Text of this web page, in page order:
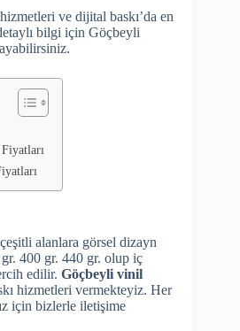
hizmetleri ve dijital baskı’da en
bilgi için Göçbeyli
çeşitli alanlara görsel dizayn
400 gr. 440 gr. olup iç
edilir. Göçbeyli vinil
hizmetleri vermekteyiz. Her
için bizlerle iletişime